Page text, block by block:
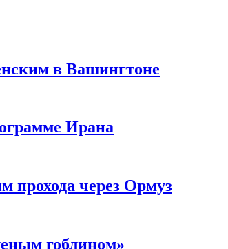
в Вашингтоне
Ирана
прохода через Ормуз
гоблином»